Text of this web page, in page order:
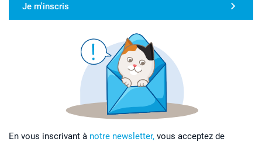
Je m'inscris
En vous inscrivant à notre newsletter, vous acceptez de